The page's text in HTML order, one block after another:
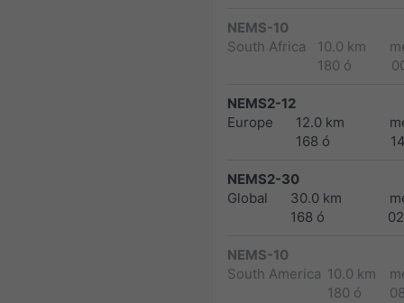
NEMS-10
South Africa
10.0 km
180 ó
NEMS2-12
Europe
12.0 km
168 ó
NEMS2-30
Global
30.0 km
168 ó
NEMS-10
South America 10.0 km
180 ó